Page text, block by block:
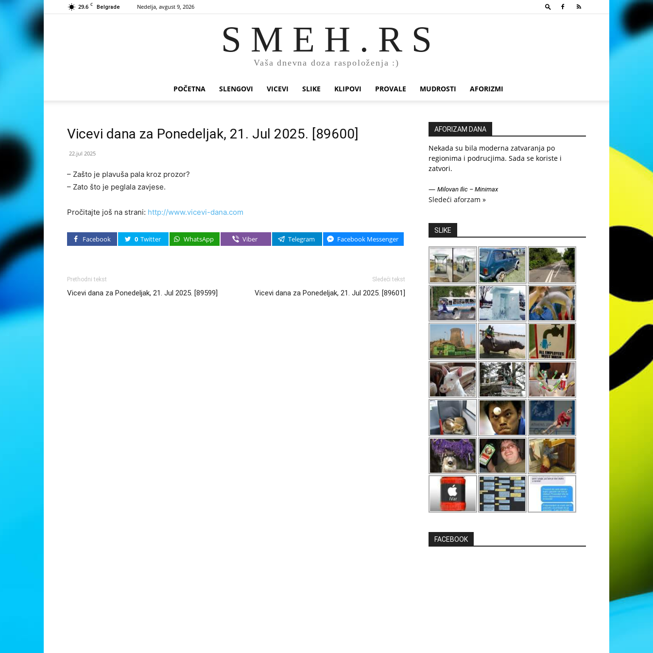
29.6 C Belgrade Nedelja, avgust 9, 2026
S M E H . R S
Vaša dnevna doza raspoloženja :)
POČETNA SLENGOVI VICEVI SLIKE KLIPOVI PROVALE MUDROSTI AFORIZMI
Vicevi dana za Ponedeljak, 21. Jul 2025. [89600]
22.jul 2025
– Zašto je plavuša pala kroz prozor?
– Zato što je peglala zavjese.
Pročitajte još na strani: http://www.vicevi-dana.com
Facebook 0 Twitter WhatsApp Viber Telegram Facebook Messenger
Prethodni tekst
Vicevi dana za Ponedeljak, 21. Jul 2025. [89599]
Sledeći tekst
Vicevi dana za Ponedeljak, 21. Jul 2025. [89601]
AFORIZAM DANA
Nekada su bila moderna zatvaranja po
regionima i podrucjima. Sada se koriste i
zatvori.
— Milovan Ilic – Minimax
Sledeći aforzam »
SLIKE
FACEBOOK